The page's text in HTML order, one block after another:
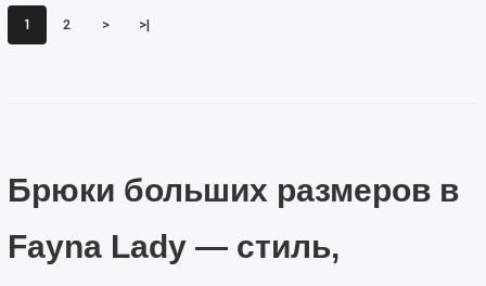
1 2 > >|
Брюки больших размеров в
Fayna Lady — стиль,